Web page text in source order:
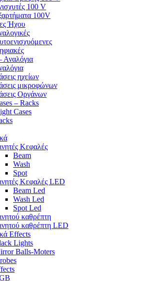
100 V
100V
Ήχου
Αναλόγια
ηχείων
μικροφώνων
Οργάνων
– Racks
Cases
Κεφαλές
Beam
Wash
Spot
Κεφαλές LED
Beam Led
Wash Led
Spot Led
καθρέπτη
καθρέπτη LED
Effects
Lights
Balls-Moters